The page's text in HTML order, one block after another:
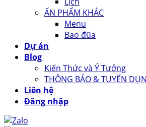
ẤN PHẨM KHÁC
Menu
Bao đũa
Dự án
Blog
Kiến Thức và Ý Tưởng
THÔNG BÁO & TUYỂN
Liên hệ
Đăng nhập